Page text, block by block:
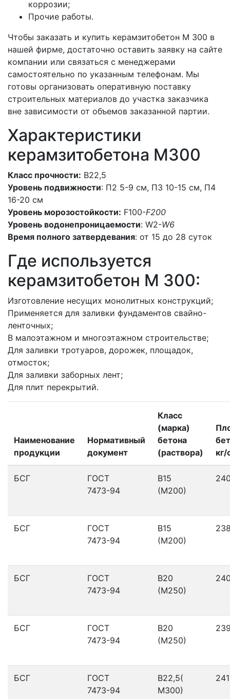
коррозии;
Прочие работы.
Чтобы заказать и купить керамзитобетон М 300 в
нашей фирме, достаточно оставить заявку на сайте
компании или связаться с менеджерами
самостоятельно по указанным телефонам. Мы
готовы организовать оперативную поставку
строительных материалов до участка заказчика
вне зависимости от объемов заказанной партии.
Характеристики
керамзитобетона M300
Класс прочности: В22,5
Уровень подвижности: П2 5-9 см, П3 10-15 см, П4
16-20 см
Уровень морозостойкости: F100-F200
Уровень водонепроницаемости: W2-W6
Время полного затвердевания: от 15 до 28 суток
Где используется
керамзитобетон M 300:
Изготовление несущих монолитных конструкций;
Применяется для заливки фундаментов свайно-
ленточных;
В малоэтажном и многоэтажном строительстве;
Для заливки тротуаров, дорожек, площадок,
отмосток;
Для заливки заборных лент;
Для плит перекрытий.
Наименование
продукции
Нормативный
документ
Класс
(марка)
бетона
(раствора)
кг/
БСГ
ГОСТ
7473-94
В15
(М200)
БСГ
ГОСТ
7473-94
В15
(М200)
БСГ
ГОСТ
7473-94
В20
(М250)
БСГ
ГОСТ
7473-94
В20
(М250)
БСГ
ГОСТ
7473-94
В22,5(
М300)